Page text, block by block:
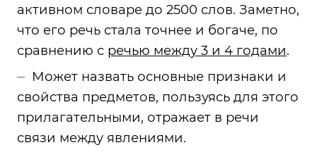
активном словаре до 2500 слов. Заметно,
что его речь стала точнее и богаче, по
сравнению с речью между 3 и 4 годами.
Может назвать основные признаки и
свойства предметов, пользуясь для этого
прилагательными, отражает в речи
связи между явлениями.